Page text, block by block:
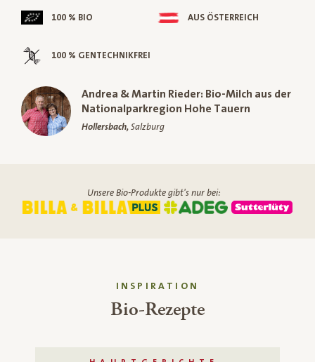
100 % BIO AUS ÖSTERREICH
100 % GENTECHNIKFREI
Andrea & Martin Rieder: Bio-Milch aus der
Nationalparkregion Hohe Tauern
Hollersbach, Salzburg
Unsere Bio-Produkte gibt's nur bei:
INSPIRATION
Bio-Rezepte